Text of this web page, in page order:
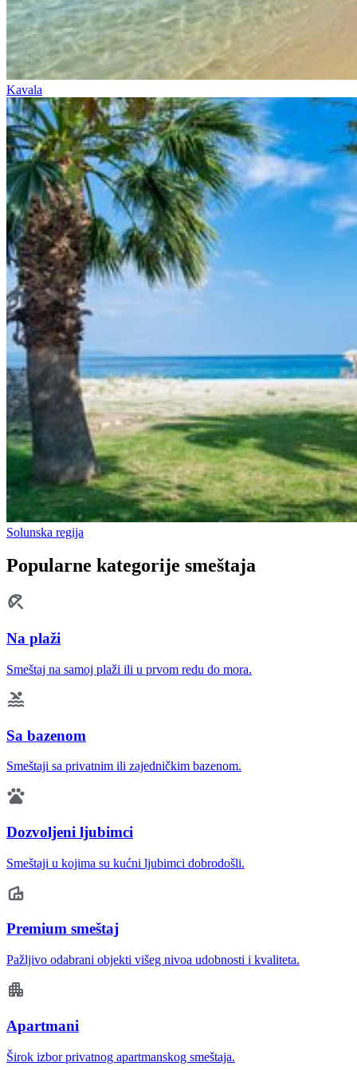
Kavala
Solunska regija
Popularne kategorije smeštaja
Na plaži
Smeštaj na samoj plaži ili u prvom redu do mora.
Sa bazenom
Smeštaji sa privatnim ili zajedničkim bazenom.
Dozvoljeni ljubimci
Smeštaji u kojima su kućni ljubimci dobrodošli.
Premium smeštaj
Pažljivo odabrani objekti višeg nivoa udobnosti i kvaliteta.
Apartmani
Širok izbor privatnog apartmanskog smeštaja.